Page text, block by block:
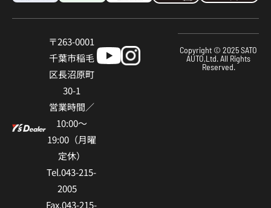
〒263-0001
千葉市稲⽑
区⻑沼原町
30-1
営業時間／
10:00〜
19:00（⽉曜
定休）
Tel.043-215-
2005
Fax.043-215-
Copyright © 2025 SATO
AUTO,Ltd. All Rights
Reserved.